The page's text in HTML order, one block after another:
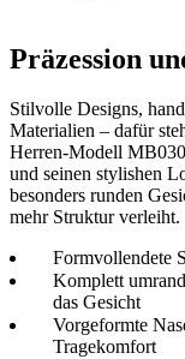
Präzession
Stilvolle Designs,
Materialien – dafür
Herren-Modell
und seinen stylishen
besonders runden
mehr Struktur verleiht.
Formvollendete
Komplett
das Gesicht
Vorgeformte
Tragekomfort